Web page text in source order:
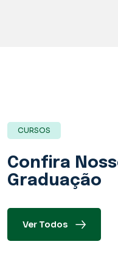
CURSOS
Confira
Graduação
Ver Todos